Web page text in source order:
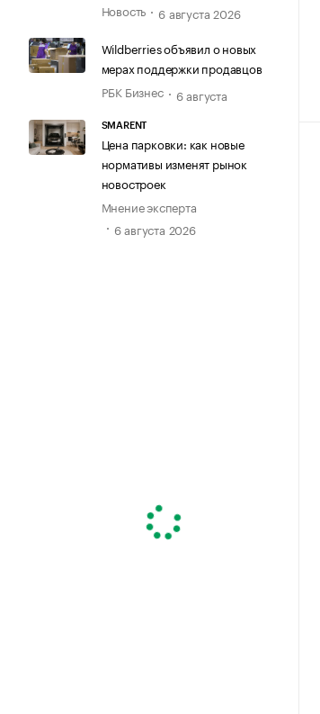
Новость
6 августа 2026
Wildberries объявил о новых
мерах поддержки продавцов
РБК Бизнес
6 августа
SMARENT
Цена парковки: как новые
нормативы изменят рынок
новостроек
Мнение эксперта
6 августа 2026